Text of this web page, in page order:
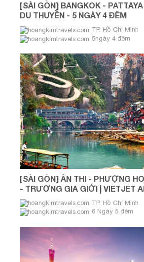
[SÀI GÒN] BANGKOK -
DU THUYỀN - 5 NGÀY 4 ĐÊM
TP. Hồ Chí Minh
5ngày 4 đêm
[SÀI GÒN] ÂN THI - PHƯỢNG
- TRƯƠNG GIA GIỚI | VIETJET
ĐÊM
TP. Hồ Chí Minh
6 Ngày 5 đêm